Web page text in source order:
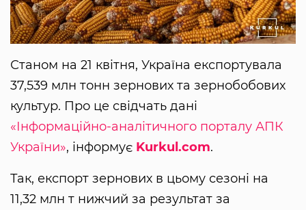
Станом на 21 квітня, Україна експортувала
37,539 млн тонн зернових та зернобобових
культур. Про це свідчать дані
«Інформаційно-аналітичного порталу АПК
України», інформує Kurkul.com.
Так, експорт зернових в цьому сезоні на
11,32 млн т нижчий за результат за